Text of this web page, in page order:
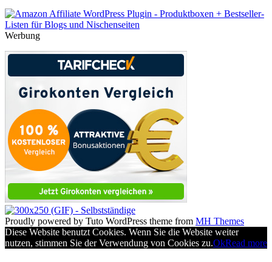
Werbung
Proudly powered by Tuto WordPress theme from MH Themes
Diese Website benutzt Cookies. Wenn Sie die Website weiter
nutzen, stimmen Sie der Verwendung von Cookies zu.OkRead more